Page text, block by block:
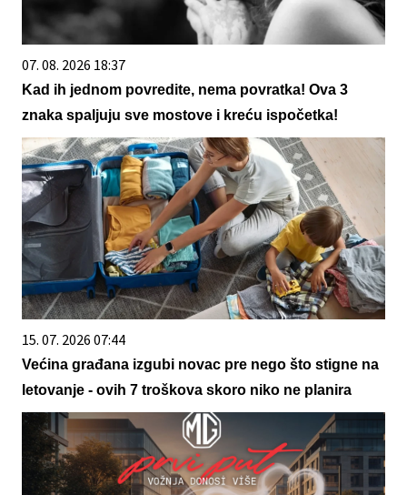
07. 08. 2026 18:37
Kad ih jednom povredite, nema povratka! Ova 3
znaka spaljuju sve mostove i kreću ispočetka!
15. 07. 2026 07:44
Većina građana izgubi novac pre nego što stigne na
letovanje - ovih 7 troškova skoro niko ne planira